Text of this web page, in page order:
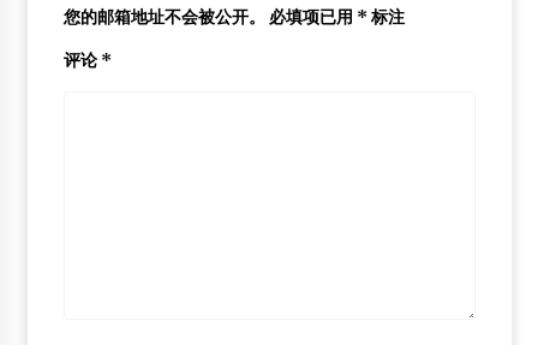
您的邮箱地址不会被公开。 必填项已用 * 标注
评论 *